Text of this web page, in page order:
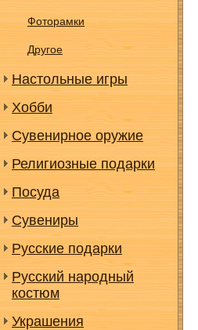
Фоторамки
Другое
Настольные игры
Хобби
Сувенирное оружие
Религиозные подарки
Посуда
Сувениры
Русские подарки
Русский народный
костюм
Украшения